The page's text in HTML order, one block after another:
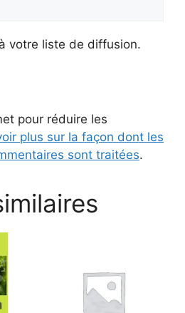
votre liste de diffusion.
pour réduire les
plus sur la façon dont les
sont traitées.